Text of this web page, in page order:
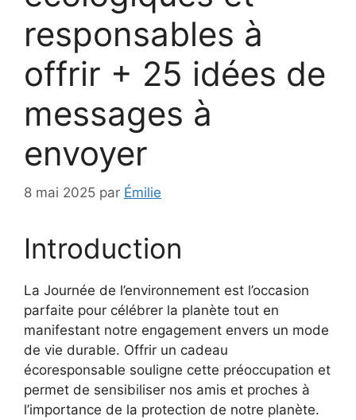
responsables à
offrir + 25 idées de
messages à
envoyer
8 mai 2025 par Émilie
Introduction
La Journée de l’environnement est l’occasion
parfaite pour célébrer la planète tout en
manifestant notre engagement envers un mode
de vie durable. Offrir un cadeau
écoresponsable souligne cette préoccupation et
permet de sensibiliser nos amis et proches à
l’importance de la protection de notre planète.